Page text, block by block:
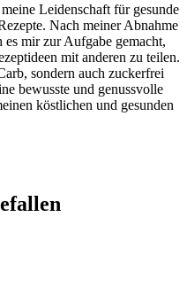
Leidenschaft für gesunde
Nach meiner Abnahme
mir zur Aufgabe gemacht,
mit anderen zu teilen.
sondern auch zuckerfrei
bewusste und genussvolle
köstlichen und gesunden